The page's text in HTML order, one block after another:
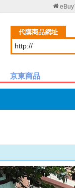
eBuy
代購商品網址
京東商品